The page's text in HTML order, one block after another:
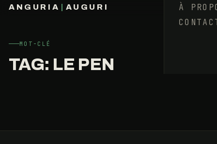
ANGURIA AUGURI
À
MOT-CLÉ
TAG: LE PEN
:
PROGRAMME
4
AVRIL
20
MIN